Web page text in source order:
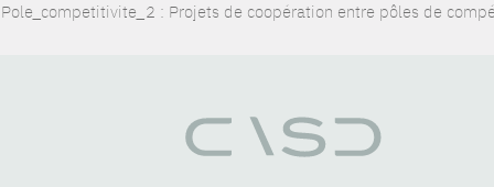
Pole_competitivite_2 : Projets de coopération entre pôles de